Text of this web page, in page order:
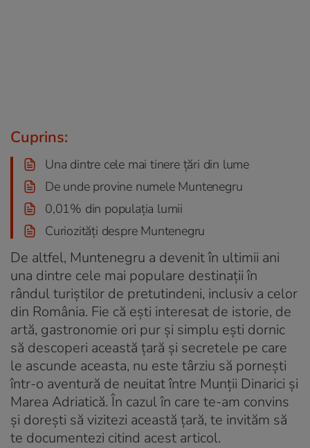
Cuprins:
Una dintre cele mai tinere țări din lume
De unde provine numele Muntenegru
0,01% din populația lumii
Curiozități despre Muntenegru
De altfel, Muntenegru a devenit în ultimii ani
una dintre cele mai populare destinații în
rândul turiștilor de pretutindeni, inclusiv a celor
din România. Fie că ești interesat de istorie, de
artă, gastronomie ori pur și simplu ești dornic
să descoperi această țară și secretele pe care
le ascunde aceasta, nu este târziu să pornești
într-o aventură de neuitat între Munții Dinarici și
Marea Adriatică. În cazul în care te-am convins
și dorești să vizitezi această țară, te invităm să
te documentezi citind acest articol.